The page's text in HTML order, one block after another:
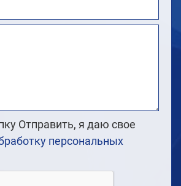
Отправить, я даю свое
персональных